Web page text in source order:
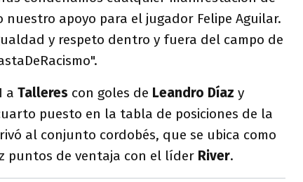
nuestro apoyo para el jugador Felipe Aguilar.
y respeto dentro y fuera del campo de
a Talleres con goles de Leandro Díaz y
puesto en la tabla de posiciones de la
al conjunto cordobés, que se ubica como
puntos de ventaja con el líder River.